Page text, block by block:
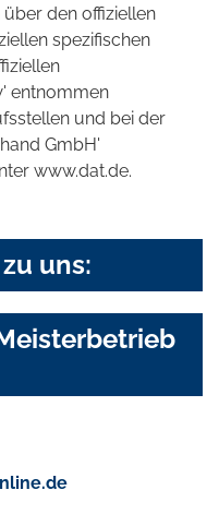
den offiziellen
spezifischen
entnommen
und bei der
GmbH'
www.dat.de.
uns: